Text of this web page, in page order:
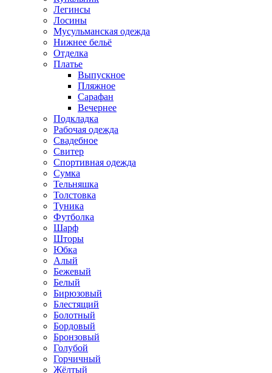
Легинсы
Лосины
Мусульманская одежда
Нижнее бельё
Отделка
Платье
Выпускное
Пляжное
Сарафан
Вечернее
Подкладка
Рабочая одежда
Свадебное
Свитер
Спортивная одежда
Сумка
Тельняшка
Толстовка
Туника
Футболка
Шарф
Шторы
Юбка
Алый
Бежевый
Белый
Бирюзовый
Блестящий
Болотный
Бордовый
Бронзовый
Голубой
Горчичный
Жёлтый